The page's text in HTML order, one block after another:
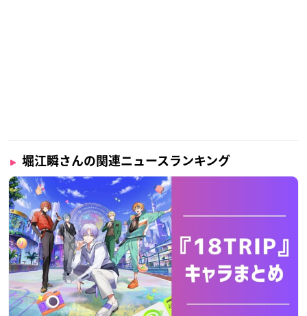
堀江瞬さんの関連ニュースランキング